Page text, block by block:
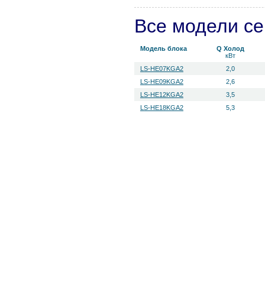
Все модели
Модель блока
Q Холод
кВт
LS-HE07KGA2
2,0
LS-HE09KGA2
2,6
LS-HE12KGA2
3,5
LS-HE18KGA2
5,3